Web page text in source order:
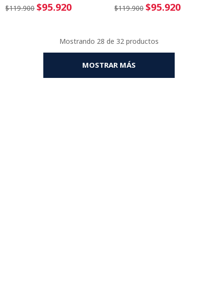
$119.900 $95.920
$119.900 $95.920
Mostrando 28 de 32
MOSTRAR MÁS